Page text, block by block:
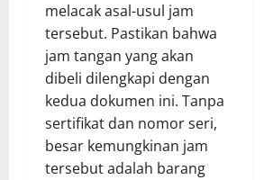
melacak asal-usul jam
tersebut. Pastikan bahwa
jam tangan yang akan
dibeli dilengkapi dengan
kedua dokumen ini. Tanpa
sertifikat dan nomor seri,
besar kemungkinan jam
tersebut adalah barang